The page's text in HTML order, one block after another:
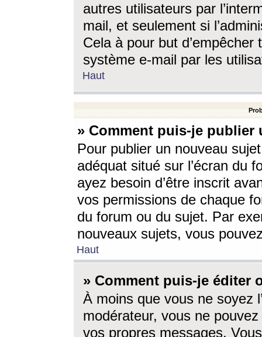
autres utilisateurs par
mail, et seulement si
Cela à pour but
système e-mail par les
Haut
» Comment puis-je
Pour publier un nouveau
adéquat situé sur l’écran du
ayez besoin d’être inscrit
vos permissions de chaque
du forum ou du sujet. Par
nouveaux sujets, vous
Haut
» Comment puis-je éditer
À moins que vous ne soyez
modérateur, vous ne
vos propres messages.